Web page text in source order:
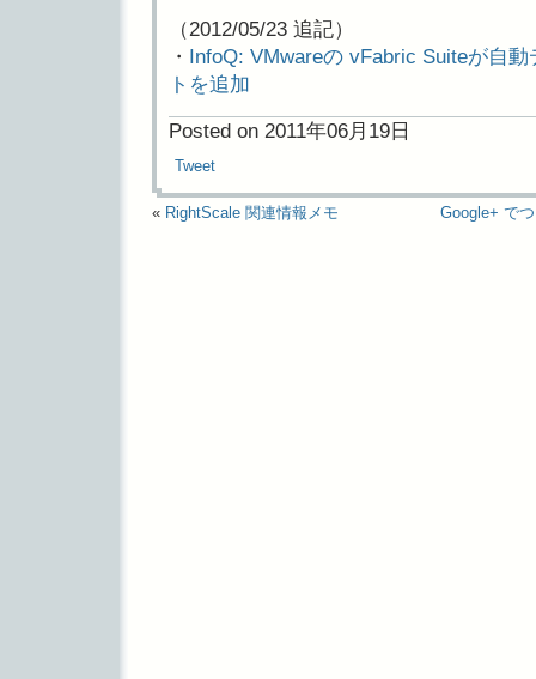
（2012/05/23 追記）
・ InfoQ: VMwareの vFabric Suiteが自
トを追加
Posted on 2011年06月19日
Tweet
« RightScale 関連情報メモ Google+ で